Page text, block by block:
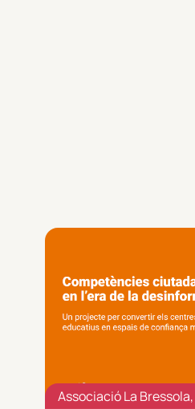
Associació La Bressola,